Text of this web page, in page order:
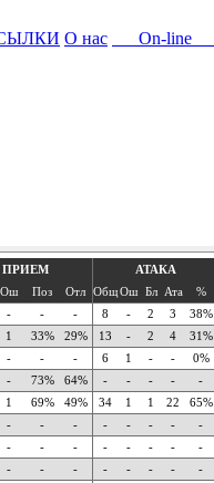
О нас
On-line
ПРИЕМ АТАКА
Ош Поз Отл ОбщОш Бл Ата %
- - - 8 - 2 3 38%
1 33% 29% 13 - 2 4 31%
- - - 6 1 - - 0%
- 73% 64% - - - - -
1 69% 49% 34 1 1 22 65%
- - - - - - - -
- - - - - - - -
- - - - - - - -